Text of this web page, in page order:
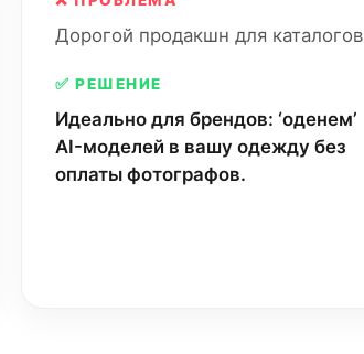
Дорогой продакшн для каталогов
✅ РЕШЕНИЕ
Идеально для брендов: ‘оденем’
AI-моделей в вашу одежду без
оплаты фотографов.